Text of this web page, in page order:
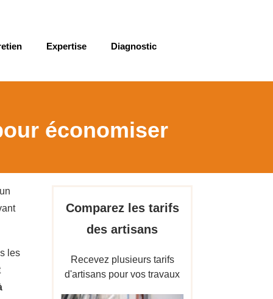
Expertise
Diagnostic
économiser
les
Comparez les tarifs
des artisans
Recevez plusieurs tarifs
d'artisans pour vos travaux